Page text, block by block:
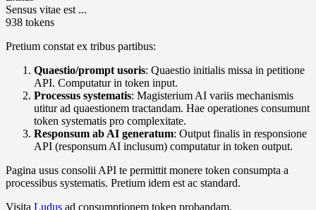
Sensus vitae est ...
938 tokens
Pretium constat ex tribus partibus:
Quaestio/prompt usoris: Quaestio initialis missa in petitione
API. Computatur in token input.
Processus systematis: Magisterium AI variis mechanismis
utitur ad quaestionem tractandam. Hae operationes consumunt
token systematis pro complexitate.
Responsum ab AI generatum: Output finalis in responsione
API (responsum AI inclusum) computatur in token output.
Pagina usus consolii API te permittit monere token consumpta a
processibus systematis. Pretium idem est ac standard.
Visita Ludus ad consumptionem token probandam.